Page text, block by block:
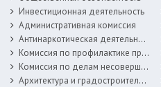
Инвестиционная деятельность
Административная комиссия
Антинаркотическая деятельность
Комиссия по профилактике правонарушений
Комиссия по делам несовершеннолетних
Архитектура и градостроительство